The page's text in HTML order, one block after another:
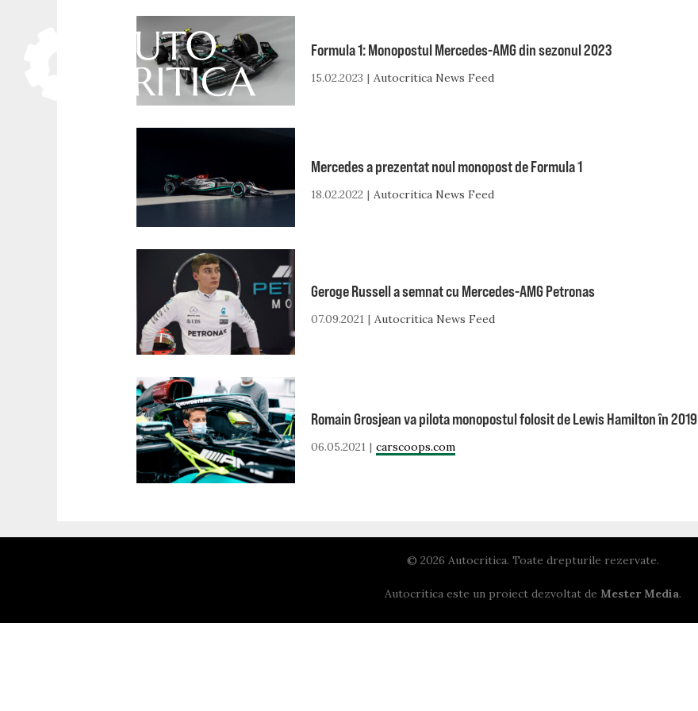
Formula 1: Monopostul Mercedes-AMG din sezonul 2023
15.02.2023 Autocritica News Feed
Mercedes a prezentat noul monopost de Formula 1
18.02.2022 Autocritica News Feed
Geroge Russell a semnat cu Mercedes-AMG Petronas
07.09.2021 Autocritica News Feed
Romain Grosjean va pilota monopostul folosit de Lewis Hamilton în 2019
06.05.2021 carscoops.com
© 2026 Autocritica. Toate drepturile rezervate.
Autocritica este un proiect dezvoltat de Mester Media.